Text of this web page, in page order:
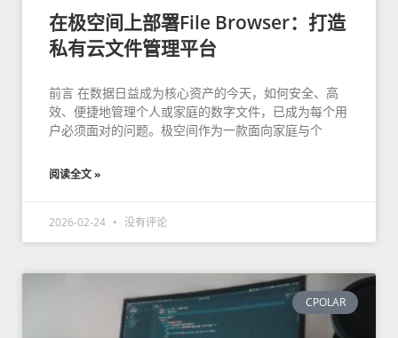
在极空间上部署File Browser：打造
私有云文件管理平台
前言 在数据日益成为核心资产的今天，如何安全、高
效、便捷地管理个人或家庭的数字文件，已成为每个用
户必须面对的问题。极空间作为一款面向家庭与个
阅读全文 »
2026-02-24 没有评论
CPOLAR